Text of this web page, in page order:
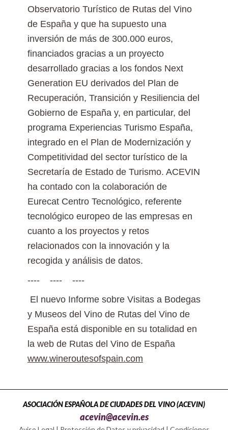
Observatorio Turístico de Rutas del Vino
de España y que ha supuesto una
inversión de más de 300.000 euros,
financiados gracias a un proyecto
desarrollado gracias a los fondos Next
Generation EU derivados del Plan de
Recuperación, Transición y Resiliencia del
Gobierno de España y, en particular, del
programa Experiencias Turismo España,
integrado en el Plan de Modernización y
Competitividad del sector turístico de la
Secretaría de Estado de Turismo. ACEVIN
ha contado con la colaboración de
Eurecat Centro Tecnológico, referente
tecnológico europeo de las empresas en
cuanto a los proyectos y retos
relacionados con la innovación y la
recogida y análisis de datos.
---- ---- ----
El nuevo Informe sobre Visitas a Bodegas
y Museos del Vino de Rutas del Vino de
España está disponible en su totalidad en
la web de Rutas del Vino de España
www.wineroutesofspain.com
ASOCIACIÓN ESPAÑOLA DE CIUDADES DEL VINO (ACEVIN)
acevin@acevin.es